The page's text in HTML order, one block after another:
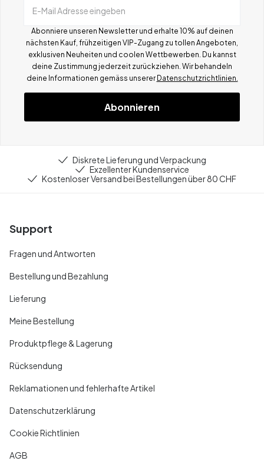
E-Mail Adresse eingeben
Abonniere unseren Newsletter und erhalte 10% auf deinen
nächsten Kauf, frühzeitigen VIP-Zugang zu tollen Angeboten,
exklusiven Neuheiten und coolen Wettbewerben. Du kannst
deine Zustimmung jederzeit zurückziehen. Wir behandeln
deine Informationen gemäss unserer Datenschutzrichtlinien.
Abonnieren
Diskrete Lieferung und Verpackung
Exzellenter Kundenservice
Kostenloser Versand bei Bestellungen über 80 CHF
Support
Fragen und Antworten
Bestellung und Bezahlung
Lieferung
Meine Bestellung
Produktpflege & Lagerung
Rücksendung
Reklamationen und fehlerhafte Artikel
Datenschutzerklärung
Cookie Richtlinien
AGB